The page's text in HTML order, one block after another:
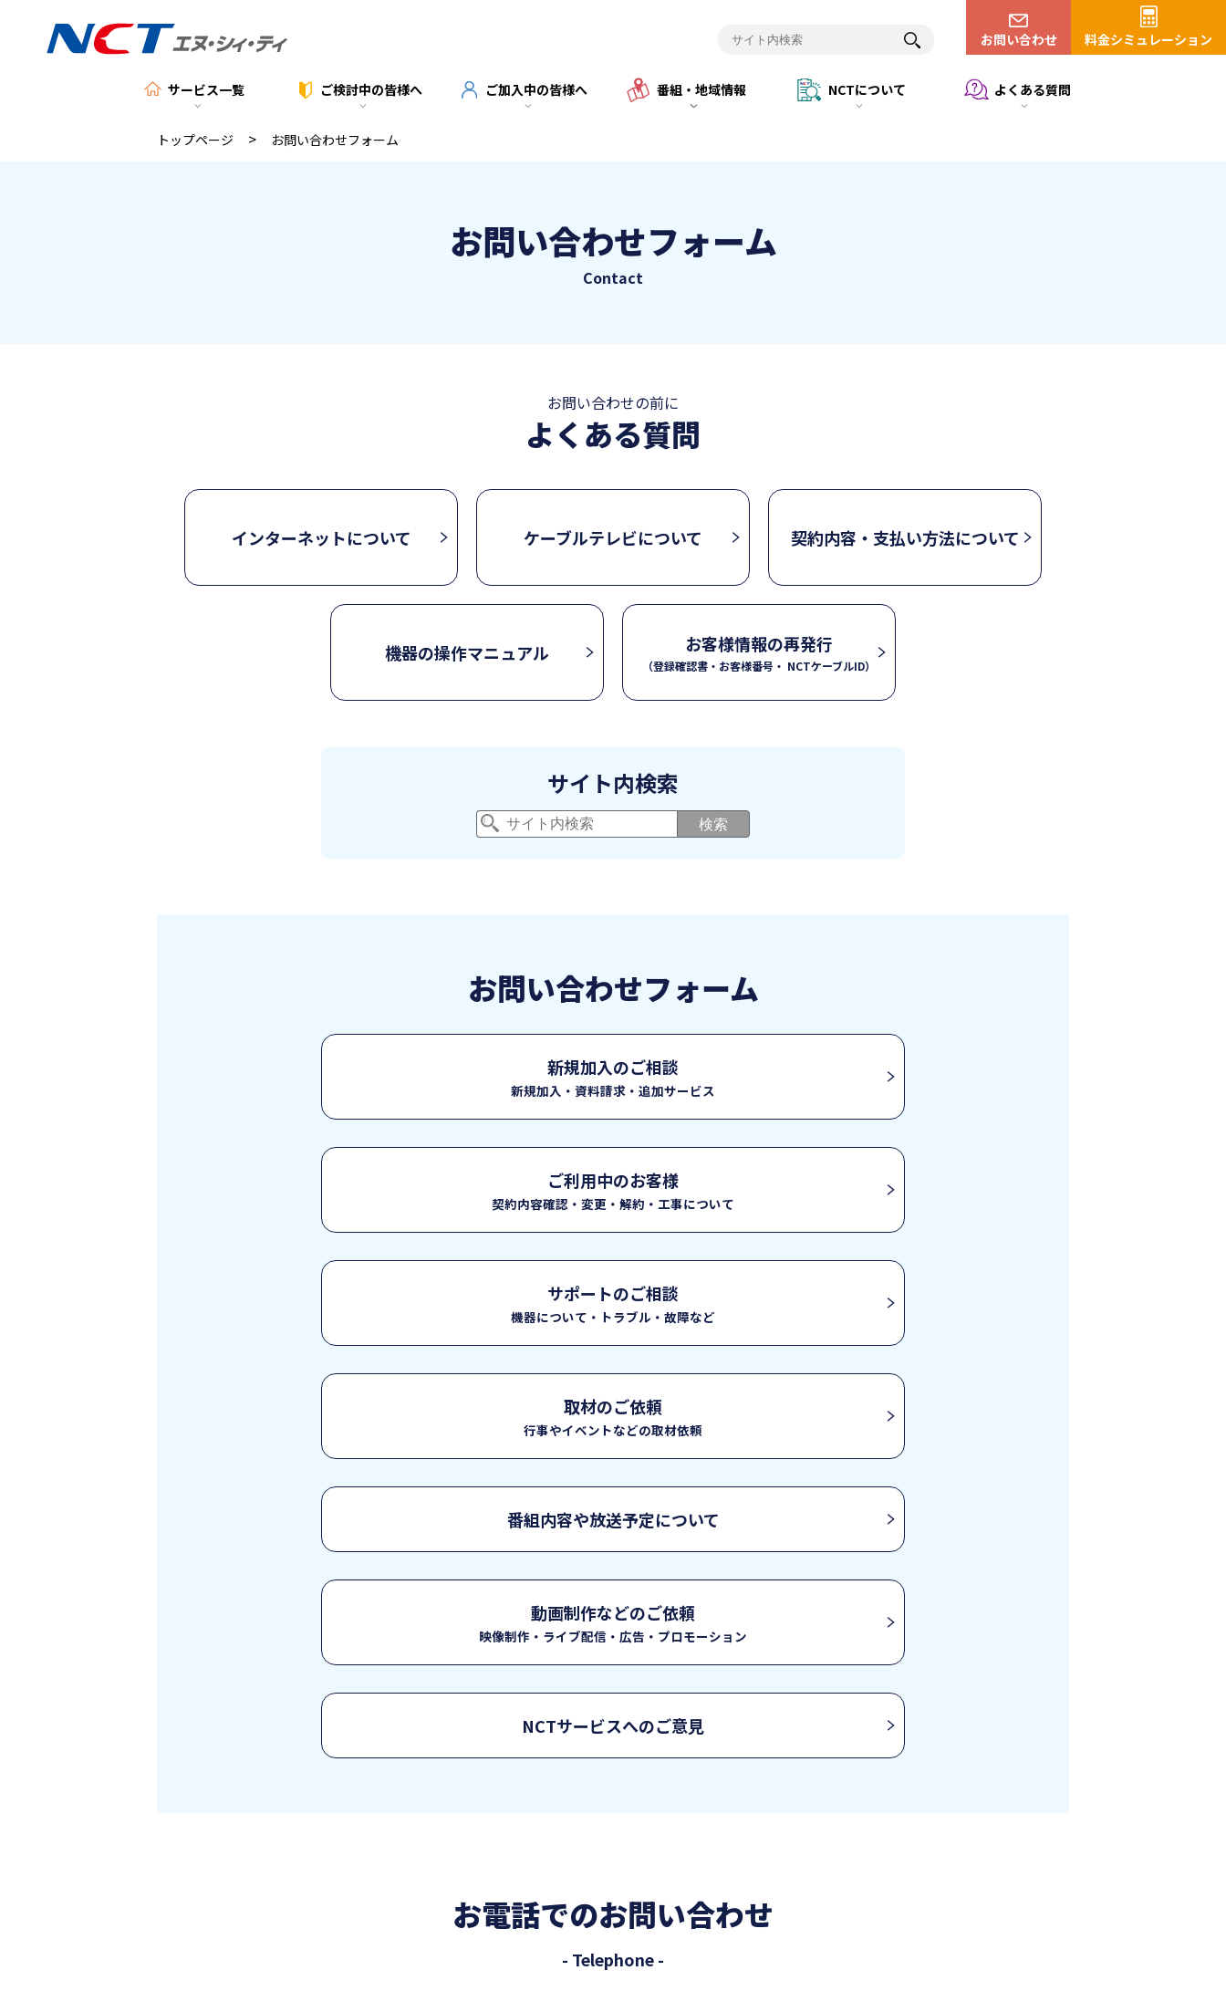
お問い合わせ 料金シミュレーション
サービス一覧 ご検討中の皆様へ ご加入中の皆様へ 番組・地域情報 NCTについて よくある質問
トップページ > お問い合わせフォーム
お問い合わせフォーム
Contact
お問い合わせの前に
よくある質問
インターネットについて ケーブルテレビについて 契約内容・支払い方法について
機器の操作マニュアル お客様情報の再発行
（登録確認書・お客様番号・ NCTケーブルID）
サイト内検索
検索
お問い合わせフォーム
新規加入のご相談
新規加入・資料請求・追加サービス
ご利用中のお客様
契約内容確認・変更・解約・工事について
サポートのご相談
機器について・トラブル・故障など
取材のご依頼
行事やイベントなどの取材依頼
番組内容や放送予定について
動画制作などのご依頼
映像制作・ライブ配信・広告・プロモーション
NCTサービスへのご意見
お電話でのお問い合わせ
- Telephone -